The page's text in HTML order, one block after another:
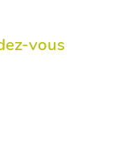
vous